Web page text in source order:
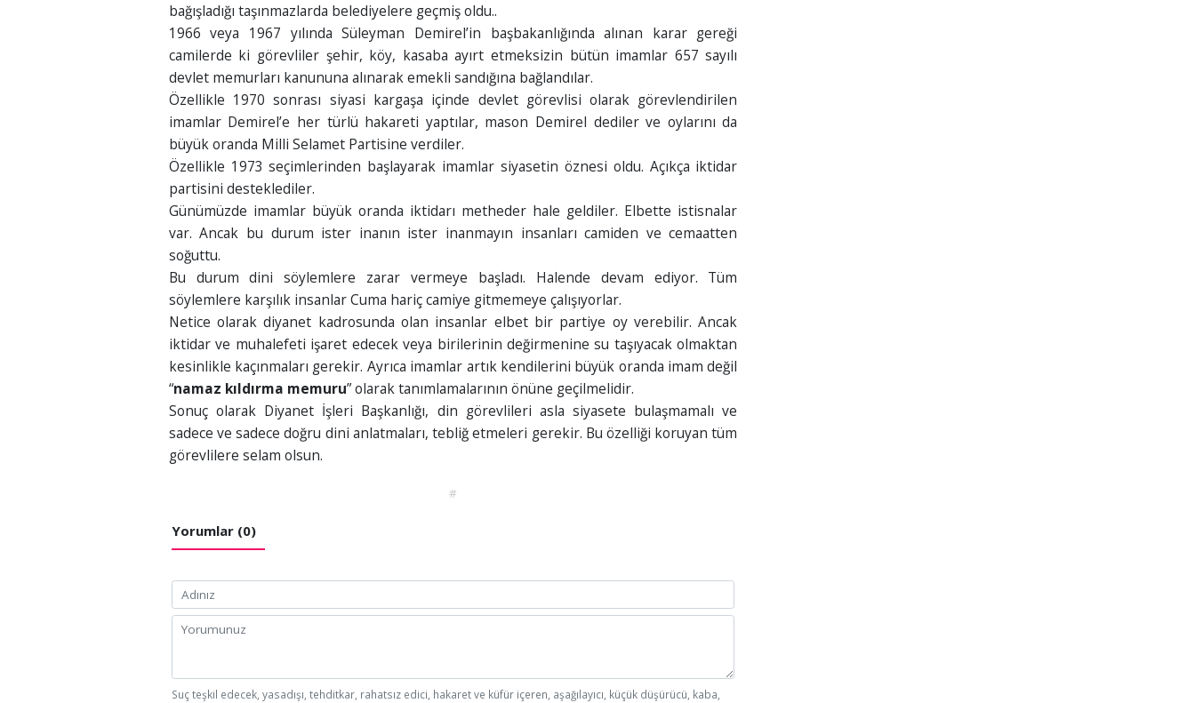
bağışladığı taşınmazlarda belediyelere geçmiş oldu..
1966 veya 1967 yılında Süleyman Demirel’in başbakanlığında alınan karar gereği
camilerde ki görevliler şehir, köy, kasaba ayırt etmeksizin bütün imamlar 657 sayılı
devlet memurları kanununa alınarak emekli sandığına bağlandılar.
Özellikle 1970 sonrası siyasi kargaşa içinde devlet görevlisi olarak görevlendirilen
imamlar Demirel’e her türlü hakareti yaptılar, mason Demirel dediler ve oylarını da
büyük oranda Milli Selamet Partisine verdiler.
Özellikle 1973 seçimlerinden başlayarak imamlar siyasetin öznesi oldu. Açıkça iktidar
partisini desteklediler.
Günümüzde imamlar büyük oranda iktidarı metheder hale geldiler. Elbette istisnalar
var. Ancak bu durum ister inanın ister inanmayın insanları camiden ve cemaatten
soğuttu.
Bu durum dini söylemlere zarar vermeye başladı. Halende devam ediyor. Tüm
söylemlere karşılık insanlar Cuma hariç camiye gitmemeye çalışıyorlar.
Netice olarak diyanet kadrosunda olan insanlar elbet bir partiye oy verebilir. Ancak
iktidar ve muhalefeti işaret edecek veya birilerinin değirmenine su taşıyacak olmaktan
kesinlikle kaçınmaları gerekir. Ayrıca imamlar artık kendilerini büyük oranda imam değil
“namaz kıldırma memuru” olarak tanımlamalarının önüne geçilmelidir.
Sonuç olarak Diyanet İşleri Başkanlığı, din görevlileri asla siyasete bulaşmamalı ve
sadece ve sadece doğru dini anlatmaları, tebliğ etmeleri gerekir. Bu özelliği koruyan tüm
görevlilere selam olsun.
#
Yorumlar (0)
Suç teşkil edecek, yasadışı, tehditkar, rahatsız edici, hakaret ve küfür içeren, aşağılayıcı, küçük düşürücü, kaba,